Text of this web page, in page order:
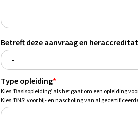
Betreft deze aanvraag en
Type opleiding*
Kies ‘Basisopleiding’ als het gaat om een opleiding
Kies ‘BNS’ voor bij- en nascholing van al